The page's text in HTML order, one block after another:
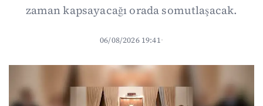
zaman kapsayacağı orada somutlaşacak.
06/08/2026 19:41·